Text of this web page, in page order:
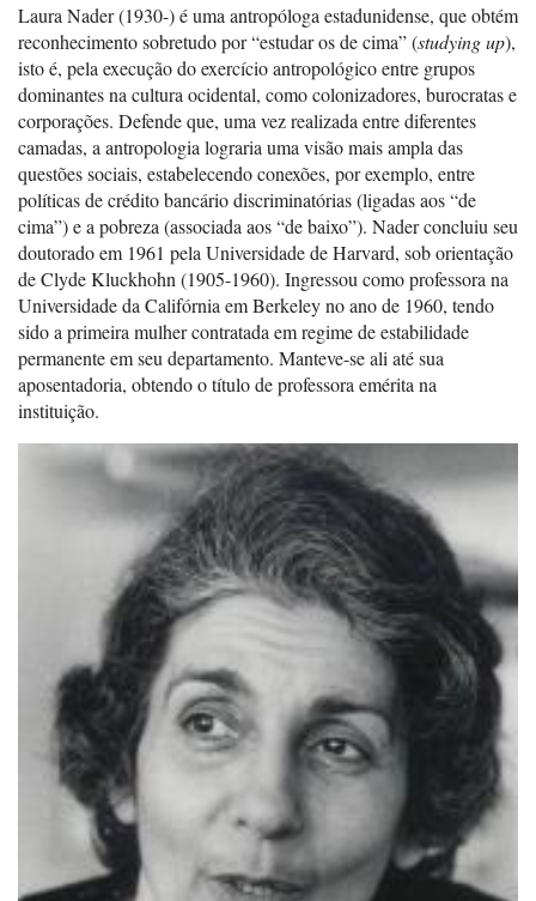
Laura Nader (1930-) é uma antropóloga estadunidense, que obtém
reconhecimento sobretudo por “estudar os de cima” (studying up),
isto é, pela execução do exercício antropológico entre grupos
dominantes na cultura ocidental, como colonizadores, burocratas e
corporações. Defende que, uma vez realizada entre diferentes
camadas, a antropologia lograria uma visão mais ampla das
questões sociais, estabelecendo conexões, por exemplo, entre
políticas de crédito bancário discriminatórias (ligadas aos “de
cima”) e a pobreza (associada aos “de baixo”). Nader concluiu seu
doutorado em 1961 pela Universidade de Harvard, sob orientação
de Clyde Kluckhohn (1905-1960). Ingressou como professora na
Universidade da Califórnia em Berkeley no ano de 1960, tendo
sido a primeira mulher contratada em regime de estabilidade
permanente em seu departamento. Manteve-se ali até sua
aposentadoria, obtendo o título de professora emérita na
instituição.